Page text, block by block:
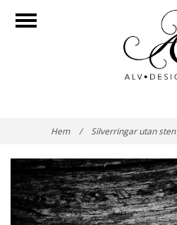
Hem / Silverringar utan sten